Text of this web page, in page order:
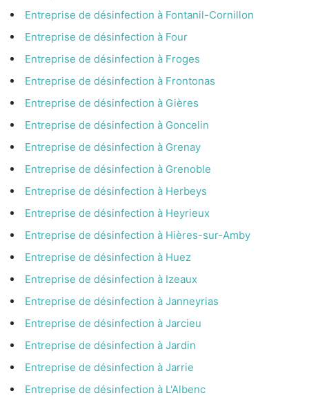
Entreprise de désinfection à Fontanil-Cornillon
Entreprise de désinfection à Four
Entreprise de désinfection à Froges
Entreprise de désinfection à Frontonas
Entreprise de désinfection à Gières
Entreprise de désinfection à Goncelin
Entreprise de désinfection à Grenay
Entreprise de désinfection à Grenoble
Entreprise de désinfection à Herbeys
Entreprise de désinfection à Heyrieux
Entreprise de désinfection à Hières-sur-Amby
Entreprise de désinfection à Huez
Entreprise de désinfection à Izeaux
Entreprise de désinfection à Janneyrias
Entreprise de désinfection à Jarcieu
Entreprise de désinfection à Jardin
Entreprise de désinfection à Jarrie
Entreprise de désinfection à L'Albenc